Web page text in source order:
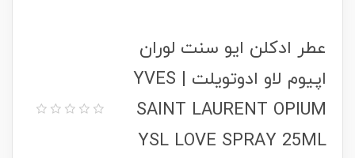
عطر ادکلن ایو سنت لوران
اپیوم لاو ادوتویلت | YVES
SAINT LAURENT OPIUM
YSL LOVE SPRAY 25ML